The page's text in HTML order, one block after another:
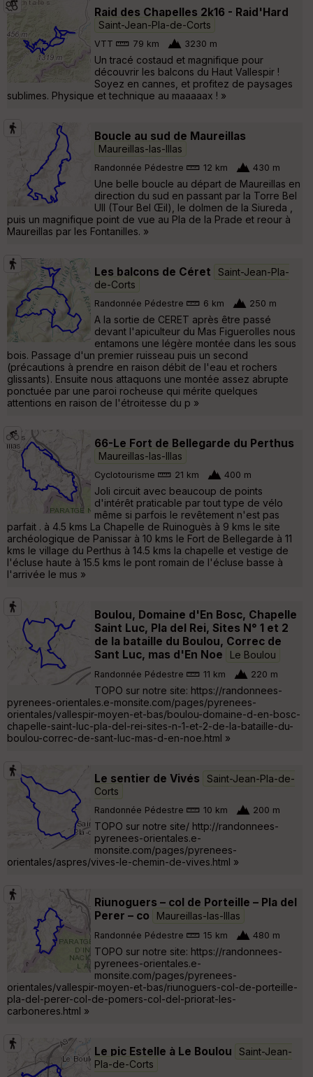
Raid des Chapelles 2k16 - Raid'Hard
Saint-Jean-Pla-de-Corts
VTT 79 km 3230 m
Un tracé costaud et magnifique pour
découvrir les balcons du Haut Vallespir !
Soyez en cannes, et profitez de paysages
sublimes. Physique et technique au maaaaax ! »
Boucle au sud de Maureillas
Maureillas-las-Illas
Randonnée Pédestre 12 km 430 m
Une belle boucle au départ de Maureillas en
direction du sud en passant par la Torre Bel
Ull (Tour Bel Œil), le dolmen de la Siureda ,
puis un magnifique point de vue au Pla de la Prade et reour à
Maureillas par les Fontanilles. »
Les balcons de Céret
Saint-Jean-Pla-
de-Corts
Randonnée Pédestre 6 km 250 m
A la sortie de CERET après être passé
devant l'apiculteur du Mas Figuerolles nous
entamons une légère montée dans les sous
bois. Passage d'un premier ruisseau puis un second
(précautions à prendre en raison débit de l'eau et rochers
glissants). Ensuite nous attaquons une montée assez abrupte
ponctuée par une paroi rocheuse qui mérite quelques
attentions en raison de l'étroitesse du p »
66-Le Fort de Bellegarde du Perthus
Maureillas-las-Illas
Cyclotourisme 21 km 400 m
Joli circuit avec beaucoup de points
d'intérêt praticable par tout type de vélo
même si parfois le revêtement n'est pas
parfait . à 4.5 kms La Chapelle de Ruinoguès à 9 kms le site
archéologique de Panissar à 10 kms le Fort de Bellegarde à 11
kms le village du Perthus à 14.5 kms la chapelle et vestige de
l'écluse haute à 15.5 kms le pont romain de l'écluse basse à
l'arrivée le mus »
Boulou, Domaine d'En Bosc, Chapelle
Saint Luc, Pla del Rei, Sites N° 1 et 2
de la bataille du Boulou, Correc de
Sant Luc, mas d'En Noe
Le Boulou
Randonnée Pédestre 11 km 220 m
TOPO sur notre site: https://randonnees-
pyrenees-orientales.e-monsite.com/pages/pyrenees-
orientales/vallespir-moyen-et-bas/boulou-domaine-d-en-bosc-
chapelle-saint-luc-pla-del-rei-sites-n-1-et-2-de-la-bataille-du-
boulou-correc-de-sant-luc-mas-d-en-noe.html »
Le sentier de Vivés
Saint-Jean-Pla-de-
Corts
Randonnée Pédestre 10 km 200 m
TOPO sur notre site/ http://randonnees-
pyrenees-orientales.e-
monsite.com/pages/pyrenees-
orientales/aspres/vives-le-chemin-de-vives.html »
Riunoguers – col de Porteille – Pla del
Perer – co
Maureillas-las-Illas
Randonnée Pédestre 15 km 480 m
TOPO sur notre site: https://randonnees-
pyrenees-orientales.e-
monsite.com/pages/pyrenees-
orientales/vallespir-moyen-et-bas/riunoguers-col-de-porteille-
pla-del-perer-col-de-pomers-col-del-priorat-les-
carboneres.html »
Le pic Estelle à Le Boulou
Saint-Jean-
Pla-de-Corts